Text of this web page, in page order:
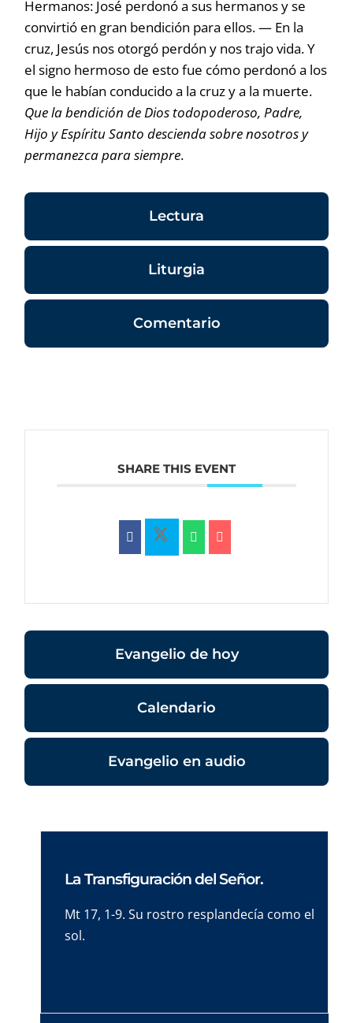
Hermanos: José perdonó a sus hermanos y se
convirtió en gran bendición para ellos. — En la
cruz, Jesús nos otorgó perdón y nos trajo vida. Y
el signo hermoso de esto fue cómo perdonó a los
que le habían conducido a la cruz y a la muerte.
Que la bendición de Dios todopoderoso, Padre,
Hijo y Espíritu Santo descienda sobre nosotros y
permanezca para siempre.
Lectura
Liturgia
Comentario
SHARE THIS EVENT
Evangelio de hoy
Calendario
Evangelio en audio
La Transfiguración del Señor.
Mt 17, 1-9. Su rostro resplandecía como el
sol.